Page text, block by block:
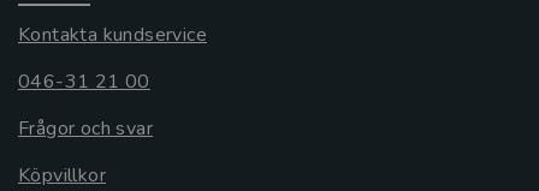
Kontakta kundservice
046-31 21 00
Frågor och svar
Köpvillkor